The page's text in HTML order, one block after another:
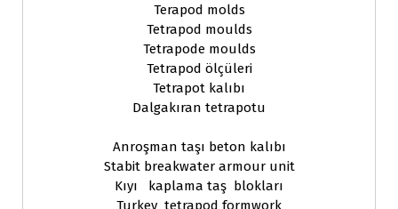
Terapod molds
Tetrapod moulds
Tetrapode moulds
Tetrapod ölçüleri
Tetrapot kalıbı
Dalgakıran tetrapotu
Anroşman taşı beton kalıbı
Stabit breakwater armour unit
Kıyı kaplama taş blokları
Turkey tetrapod formwork